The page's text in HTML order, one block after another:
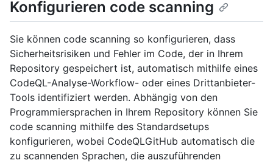
Konfigurieren code scanning
Sie können code scanning so konfigurieren, dass
Sicherheitsrisiken und Fehler im Code, der in Ihrem
Repository gespeichert ist, automatisch mithilfe eines
CodeQL-Analyse-Workflow- oder eines Drittanbieter-
Tools identifiziert werden. Abhängig von den
Programmiersprachen in Ihrem Repository können Sie
code scanning mithilfe des Standardsetups
konfigurieren, wobei CodeQLGitHub automatisch die
zu scannenden Sprachen, die auszuführenden